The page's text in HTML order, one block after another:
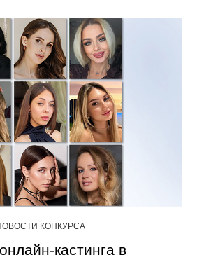
КОНКУРСА
кастинга в